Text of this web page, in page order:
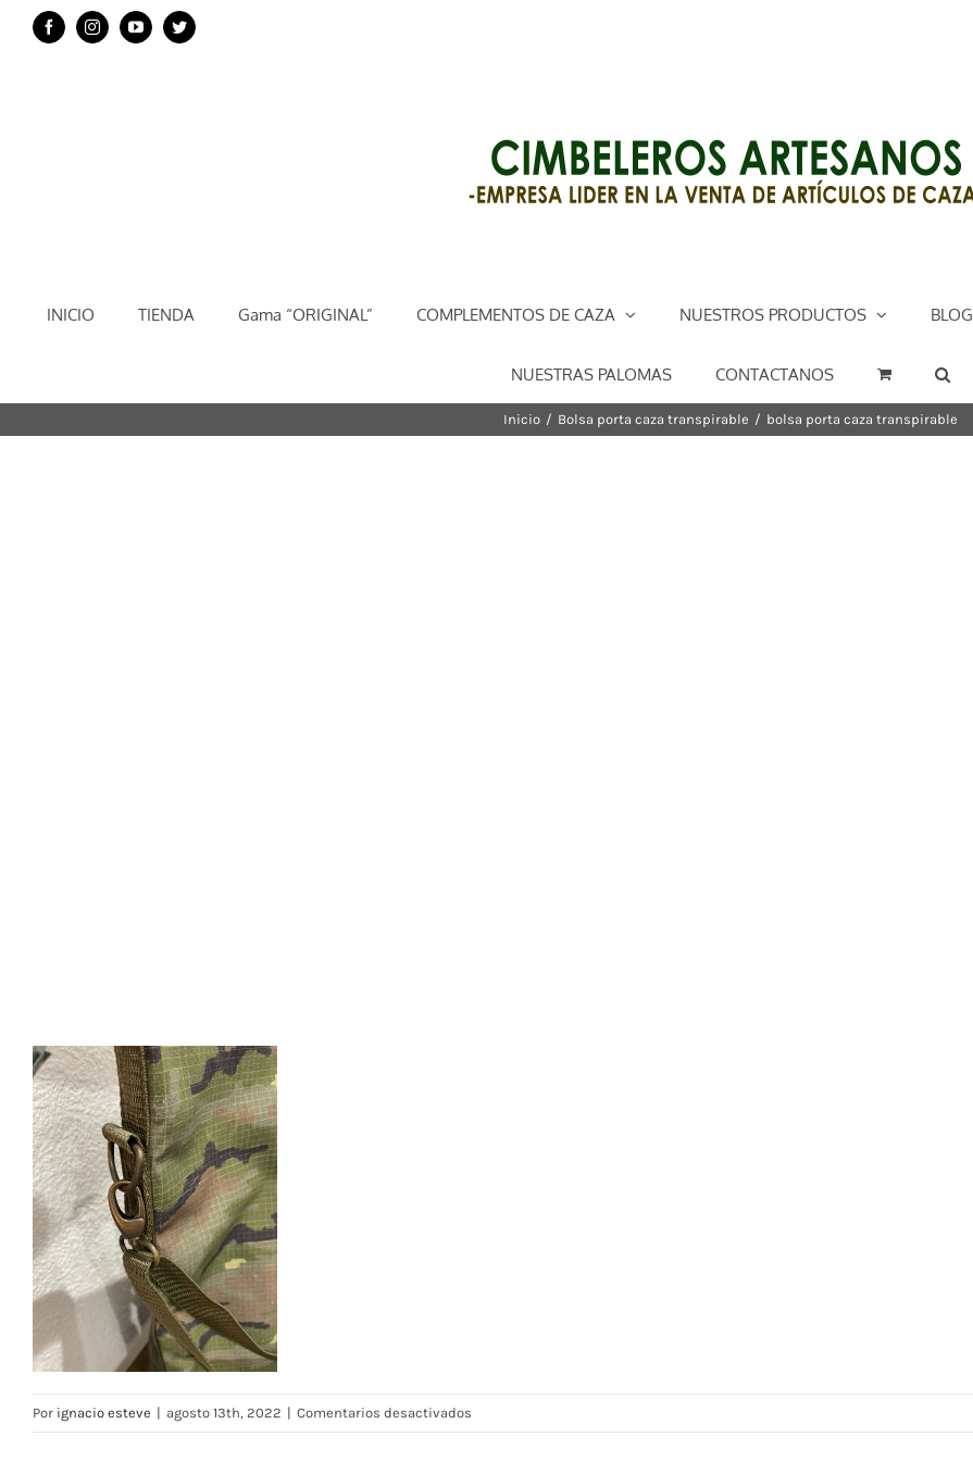
Saltar
FacebookInstagramYouTubeTwitter
INICIO TIENDA Gama “ORIGINAL” COMPLEMENTOS DE CAZA NUESTROS PRODUCTOS BLOG
NUESTRAS PALOMAS CONTACTANOS
Inicio / Bolsa porta caza transpirable / bolsa porta caza transpirable
Por ignacio esteve | agosto 13th, 2022 | Comentarios desactivados
bolsa